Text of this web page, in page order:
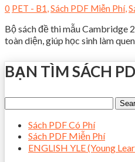
0 PET - B1,Sách PDF Miễn Phí,
Bộ sách đề thi mẫu Cambridge
toàn diện, giúp học sinh làm
BẠN TÌM SÁCH
Sách PDF Có Phí
Sách PDF Miễn Phí
ENGLISH YLE (Young